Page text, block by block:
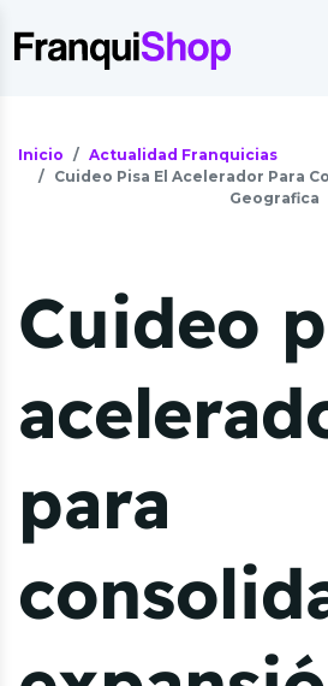
Inicio
Actualidad Franquicias
Cuideo Pisa El Acelerador Para
Geografica
Cuideo
para